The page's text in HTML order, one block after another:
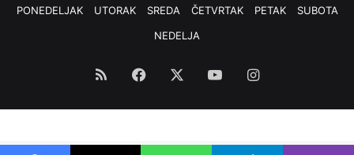
PONEDELJAK
UTORAK SREDA ČETVRTAK PETAK
SUBOTA
NEDELJA
RSS Facebook YouTubeInstagram